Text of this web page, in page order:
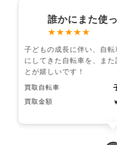
誰かにまた使
★★★★★
子どもの成長に伴い、自
にしてきた自転車を、ま
とが嬉しいです！
買取自転車
買取金額